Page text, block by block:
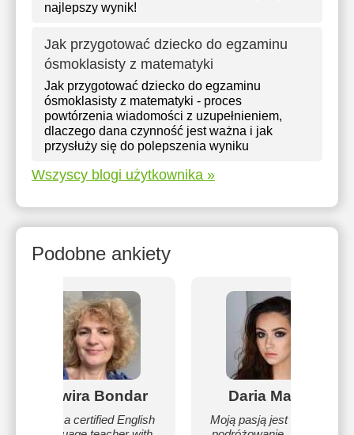
najlepszy wynik!
Jak przygotować dziecko do egzaminu
ósmoklasisty z matematyki
Jak przygotować dziecko do egzaminu
ósmoklasisty z matematyki - proces
powtórzenia wiadomości z uzupełnieniem,
dlaczego dana czynność jest ważna i jak
przysłuży się do polepszenia wyniku
Wszyscy blogi użytkownika »
Podobne ankiety
Elwira Bondar
I am a certified English
Daria Malec
Moją pasją jest surfing i